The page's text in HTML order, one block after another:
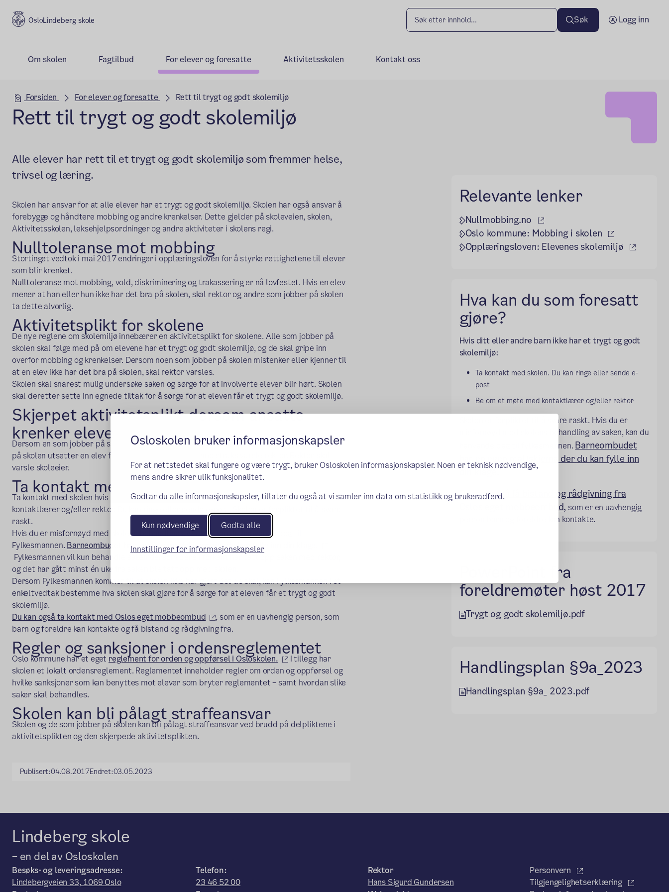
Osloskolen bruker informasjonskapsler
For at nettstedet skal fungere og være trygt, bruker Osloskolen informasjonskapsler. Noen er teknisk nødvendige,
mens andre sikrer ulik funksjonalitet.
Godtar du alle informasjonskapsler, tillater du også at vi samler inn data om statistikk og brukeradferd.
Kun nødvendige Godta alle
Innstillinger for informasjonskapsler
Lindeberg skole Søk Logg inn
Om skolen Fagtilbud For elever og foresatte Aktivitetsskolen Kontakt oss
Hovedseksjon
Forsiden For elever og foresatte Rett til trygt og godt skolemiljø
Rett til trygt og godt skolemiljø
Alle elever har rett til et trygt og godt skolemiljø som fremmer helse,
trivsel og læring.
Skolen har ansvar for at alle elever har et trygt og godt skolemiljø. Skolen har også ansvar å
forebygge og håndtere mobbing og andre krenkelser. Dette gjelder på skoleveien, skolen,
Aktivitetsskolen, leksehjelpsordninger og andre aktiviteter i skolens regi.
Nulltoleranse mot mobbing
Stortinget vedtok i mai 2017 endringer i opplæringsloven for å styrke rettighetene til elever
som blir krenket.
Nulltoleranse mot mobbing, vold, diskriminering og trakassering er nå lovfestet. Hvis en elev
mener at han eller hun ikke har det bra på skolen, skal rektor og andre som jobber på skolen
ta dette alvorlig.
Aktivitetsplikt for skolene
De nye reglene om skolemiljø innebærer en aktivitetsplikt for skolene. Alle som jobber på
skolen skal følge med på om elevene har et trygt og godt skolemiljø, og de skal gripe inn
overfor mobbing og krenkelser. Dersom noen som jobber på skolen mistenker eller kjenner til
at en elev ikke har det bra på skolen, skal rektor varsles.
Skolen skal snarest mulig undersøke saken og sørge for at involverte elever blir hørt. Skolen
skal deretter sette inn egnede tiltak for å sørge for at eleven får et trygt og godt skolemiljø.
Skjerpet aktivitetsplikt dersom ansatte
krenker elever
Dersom en som jobber på skolen får mistanke om eller kjennskap til at en annen som jobber
på skolen utsetter en elev for krenkelser, skal vedkomne straks varsle rektor. Rektor skal
varsle skoleeier.
Ta kontakt med skolen
Ta kontakt med skolen hvis barnet ditt ikke er fornøyd med skolemiljøet. Be om et møte med
kontaktlærer og/eller rektor. Du kan ringe eller sende e-post. Skolen er forpliktet til å svare
raskt.
Hvis du er misfornøyd med skolens behandling av saken, kan du henvende deg til
Fylkesmannen. Barneombudet har en egen mal/skjema der du kan fylle inn din klage.
(ekstern lenke)
Fylkesmannen vil kun behandle saken dersom dere i forkant har tatt opp saken med rektor,
og det har gått minst én uke fra saken ble tatt opp med skolen.
Dersom Fylkesmannen kommer til at skolen ikke har gjort det de skal, kan Fylkesmannen i et
enkeltvedtak bestemme hva skolen skal gjøre for å sørge for at eleven får et trygt og godt
skolemiljø.
Du kan også ta kontakt med Oslos eget mobbeombud
(ekstern lenke)
, som er en uavhengig person, som
barn og foreldre kan kontakte og få bistand og rådgivning fra.
Regler og sanksjoner i ordensreglementet
Oslo kommune har et eget reglement for orden og oppførsel i Osloskolen. (ekstern lenke)
I tillegg har
skolen et lokalt ordensreglement. Reglementet inneholder regler om orden og oppførsel og
hvilke sanksjoner som kan benyttes mot elever som bryter reglementet – samt hvordan slike
saker skal behandles.
Skolen kan bli pålagt straffeansvar
Skolen og de som jobber på skolen kan bli pålagt straffeansvar ved brudd på delpliktene i
aktivitetsplikten og den skjerpede aktivitetsplikten.
Publisert:04.08.2017Endret:03.05.2023
Relevante lenker
Nullmobbing.no
(ekstern lenke)
Oslo kommune: Mobbing i skolen
(ekstern
Opplæringsloven: Elevenes skolemiljø
Hva kan du som foresatt
gjøre?
Hvis ditt eller andre barn ikke har et trygt og godt
skolemiljø:
Ta kontakt med skolen. Du kan ringe eller sende e-
post
Be om et møte med kontaktlærer og/eller rektor
Skolen er forpliktet til å svare raskt. Hvis du er
misfornøyd med skolens behandling av saken, kan du
henvende deg til fylkesmannen. Barneombudet
har en egen mal/skjema der du kan fylle inn
din klage.
Du kan også få bistand og rådgivning fra
Oslos eget mobbeombud, som er en uavhengig
person barn og foreldre kan kontakte.
PowerPoint fra
foreldremøter høst 2017
Trygt og godt skolemiljø.pdf
Handlingsplan §9a_2023
Handlingsplan §9a_ 2023.pdf
Lindeberg skole
– en del av Osloskolen
Besøks- og leveringsadresse:
Lindebergveien 33, 1069 Oslo
Telefon:
23 46 52 00
Rektor
Hans Sigurd Gundersen
Personvern
Tilgjengelighetserklæring